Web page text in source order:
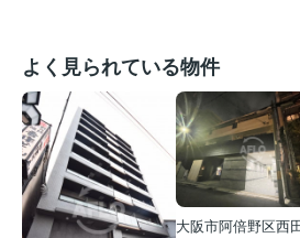
よく見られている物件